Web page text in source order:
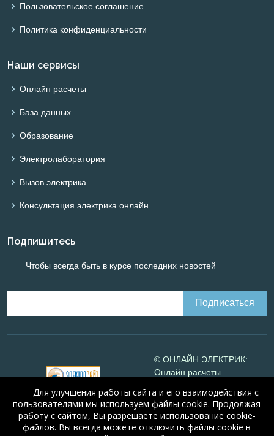
Пользовательское соглашение
Политика конфиденциальности
Наши сервисы
Онлайн расчеты
База данных
Образование
Электролаборатория
Вызов электрика
Консультация электрика онлайн
Подпишитесь
Чтобы всегда быть в курсе последних новостей
© ОНЛАЙН ЭЛЕКТРИК:
Онлайн расчеты
Online-electric.ru, 2008-
2026
© А.Н. Алюнов, 2008-2026
Для улучшения работы сайта и его взаимодействия с
пользователями мы используем файлы cookie. Продолжая
работу с сайтом, Вы разрешаете использование cookie-
файлов. Вы всегда можете отключить файлы cookie в